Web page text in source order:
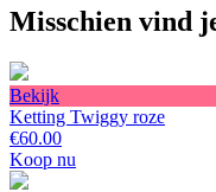
Misschien vind
Bekijk
Ketting Twiggy roze
€60.00
Koop nu